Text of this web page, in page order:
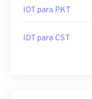
IDT para PKT
IDT para CST